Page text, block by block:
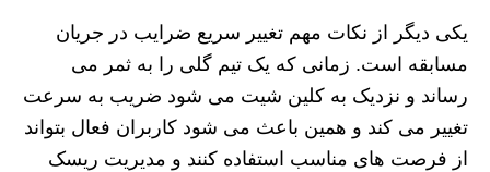
یکی دیگر از نکات مهم تغییر سریع ضرایب در جریان
مسابقه است. زمانی که یک تیم گلی را به ثمر می‌
رساند و نزدیک به کلین شیت می‌ شود ضریب به سرعت
تغییر می‌ کند و همین باعث می‌ شود کاربران فعال بتواند
از فرصت‌ های مناسب استفاده کنند و مدیریت ریسک